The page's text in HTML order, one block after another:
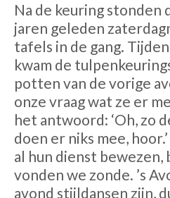
Na de keuring stonden
jaren geleden
tafels in de gang.
kwam de
potten van de vorige
onze vraag wat ze er
het antwoord: ‘Oh, zo
doen er niks mee,
al hun dienst bewezen,
vonden we zonde. ’s
avond stijldansen zijn,